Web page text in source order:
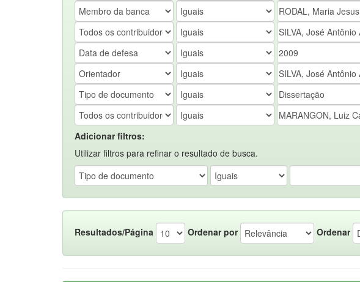
Adicionar filtros:
Utilizar filtros para refinar o resultado de busca.
Resultados/Página Ordenar por Ordenar